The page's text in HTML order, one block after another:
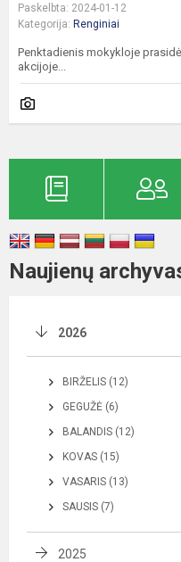
Paskelbta: 2024-01-12
Kategorija: Renginiai
Penktadienis mokykloje
akcijoje...
Naujienų
2026
BIRŽELIS (12)
GEGUŽĖ (6)
BALANDIS (12)
KOVAS (15)
VASARIS (13)
SAUSIS (7)
2025